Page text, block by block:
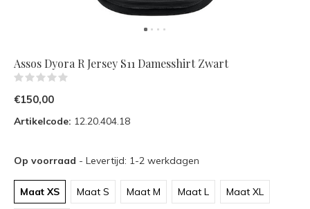
Assos Dyora R Jersey S11 Damesshirt Zwart
€150,00
Artikelcode: 12.20.404.18
Op voorraad - Levertijd: 1-2 werkdagen
Maat XS Maat S Maat M Maat L Maat XL